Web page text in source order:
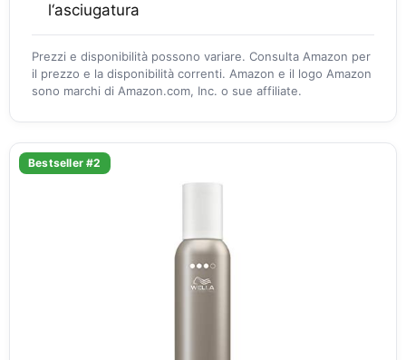
l‘asciugatura
Prezzi e disponibilità possono variare. Consulta Amazon per
il prezzo e la disponibilità correnti. Amazon e il logo Amazon
sono marchi di Amazon.com, Inc. o sue affiliate.
Bestseller #2